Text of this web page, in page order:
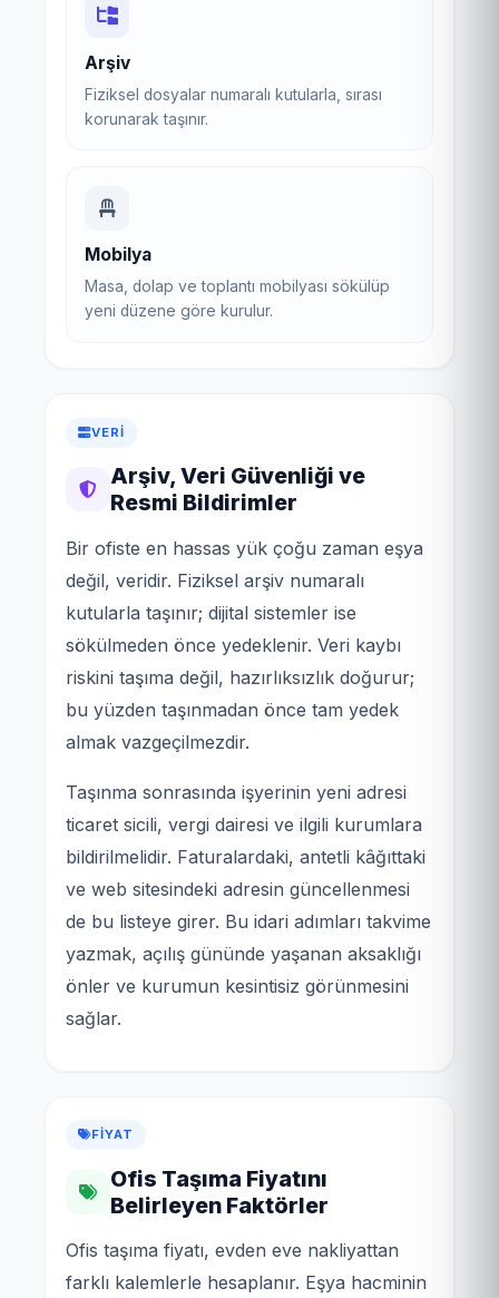
Arşiv
Fiziksel dosyalar numaralı kutularla, sırası
korunarak taşınır.
Mobilya
Masa, dolap ve toplantı mobilyası sökülüp
yeni düzene göre kurulur.
VERI
Arşiv, Veri Güvenliği ve
Resmi Bildirimler
Bir ofiste en hassas yük çoğu zaman eşya
değil, veridir. Fiziksel arşiv numaralı
kutularla taşınır; dijital sistemler ise
sökülmeden önce yedeklenir. Veri kaybı
riskini taşıma değil, hazırlıksızlık doğurur;
bu yüzden taşınmadan önce tam yedek
almak vazgeçilmezdir.
Taşınma sonrasında işyerinin yeni adresi
ticaret sicili, vergi dairesi ve ilgili kurumlara
bildirilmelidir. Faturalardaki, antetli kâğıttaki
ve web sitesindeki adresin güncellenmesi
de bu listeye girer. Bu idari adımları takvime
yazmak, açılış gününde yaşanan aksaklığı
önler ve kurumun kesintisiz görünmesini
sağlar.
FIYAT
Ofis Taşıma Fiyatını
Belirleyen Faktörler
Ofis taşıma fiyatı, evden eve nakliyattan
farklı kalemlerle hesaplanır. Eşya hacminin